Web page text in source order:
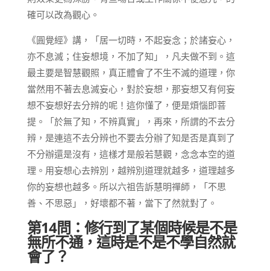
確可以改為觀心。
《圓覺經》講，「居一切時，不起妄念；於諸妄心，
亦不息滅；住妄想境，不加了知」，凡夫做不到。這
最主要是智慧觀照，真正體會了不生不滅的道理，你
當然用不著去息滅妄心，對於妄想，那妄想又有何妄
想不妄想好去分辨的呢！這你懂了，便是煩惱即菩
提。「於無了知，不辨真實」，再來，所謂的不去分
辨，是連這不去分辨也不要去分辦了知是否是真到了
不分辦還是沒有，這樣才是般若慧觀，念念本空的道
理。用妄想心去辨別，越辨別道理就越多，道理越多
你的妄想也越多。所以六祖告訴慧明禪師，「不思
善、不思惡」，好壞都不著，當下了然就對了。
第14問：修行到了某個時候是不是
無所不通，這時是不是不學自然就
會了？